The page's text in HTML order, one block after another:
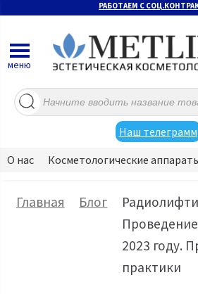
РАБОТАЕМ С
Поиск
товаров
Наш телеграмм
меню
О нас Косметологические
Главная Блог
2023 году.
практики